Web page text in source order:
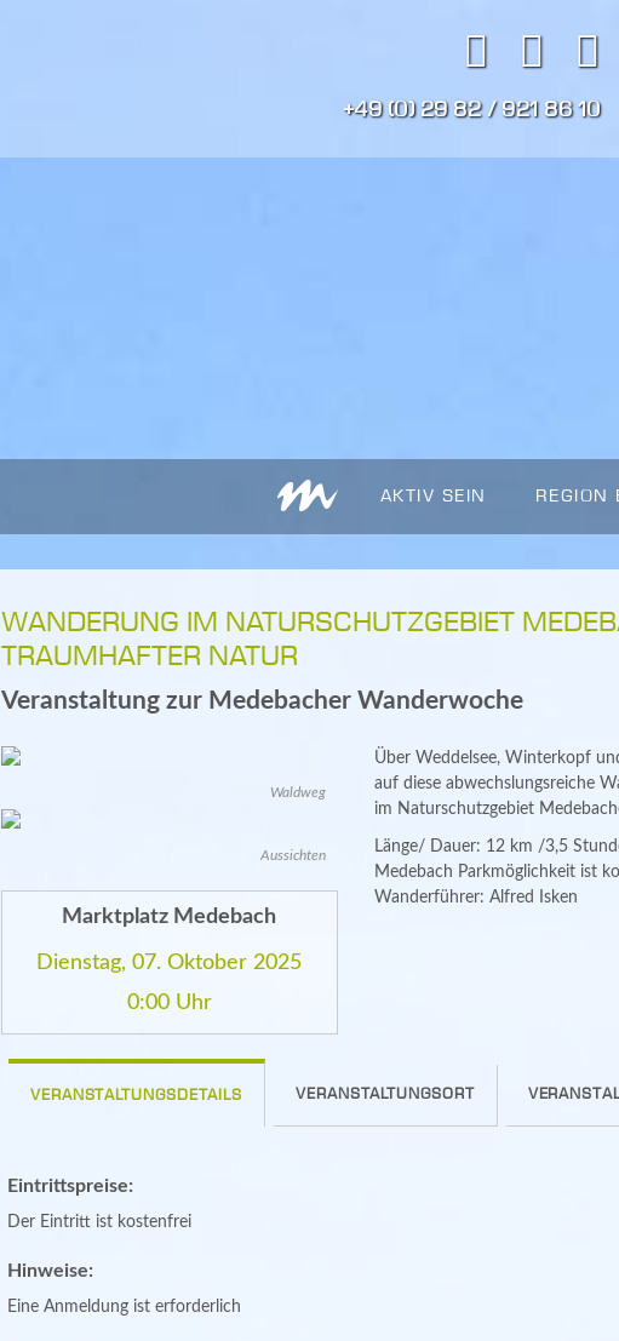
+49 (0) 29 82 / 921 86 10
AKTIV SEIN REGION
WANDERUNG IM NATURSCHUTZGEBIET
TRAUMHAFTER NATUR
Veranstaltung zur Medebacher Wanderwoche
Waldweg
Aussichten
Marktplatz Medebach
Dienstag, 07. Oktober 2025
0:00 Uhr
Über Weddelsee, Winterkopf
auf diese abwechslungsreiche
im Naturschutzgebiet
Länge/ Dauer: 12 km /3,5
Medebach Parkmöglichkeit ist
Wanderführer: Alfred Isken
VERANSTALTUNGSDETAILS VERANSTALTUNGSORT
Eintrittspreise:
Der Eintritt ist kostenfrei
Hinweise:
Eine Anmeldung ist erforderlich